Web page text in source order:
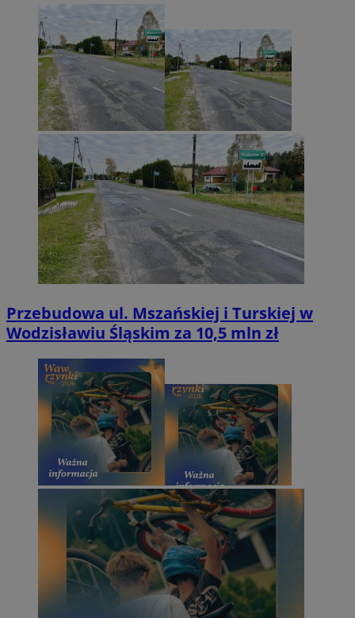
Przebudowa ul. Mszańskiej i Turskiej w
Wodzisławiu Śląskim za 10,5 mln zł